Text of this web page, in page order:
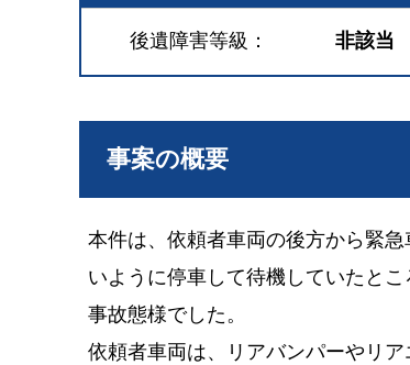
後遺障害等級 非該当
事案の概要
本件は、依頼者車両の後方から緊
いように停車して待機していたと
事故態様でした。
依頼者車両は、リアバンパーやリ